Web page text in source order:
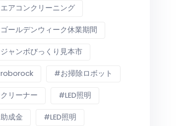
エアコンクリーニング
ゴールデンウィーク休業期間
ジャンボびっくり見本市
roborock お掃除ロボット
クリーナー LED照明
助成金 LED照明